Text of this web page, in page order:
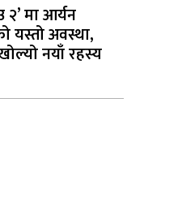
२’ मा आर्यन
यस्तो अवस्था,
नयाँ रहस्य